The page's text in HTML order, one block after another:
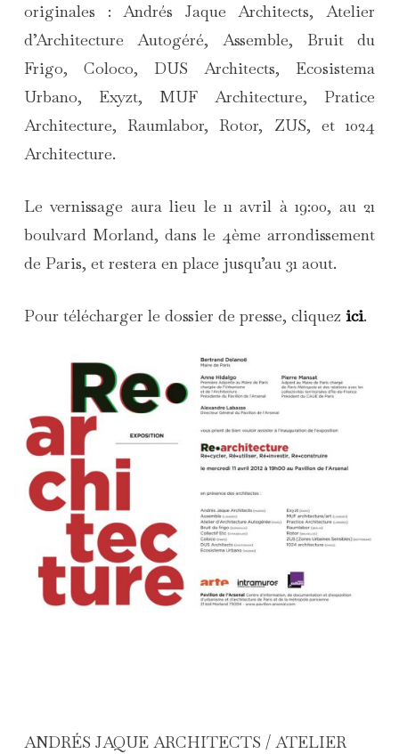
originales : Andrés Jaque Architects, Atelier
d’Architecture Autogéré, Assemble, Bruit du
Frigo, Coloco, DUS Architects, Ecosistema
Urbano, Exyzt, MUF Architecture, Pratice
Architecture, Raumlabor, Rotor, ZUS, et 1024
Architecture.
Le vernissage aura lieu le 11 avril à 19:00, au 21
boulvard Morland, dans le 4ème arrondissement
de Paris, et restera en place jusqu’au 31 aout.
Pour télécharger le dossier de presse, cliquez ici.
ANDRÉS JAQUE ARCHITECTS / ATELIER